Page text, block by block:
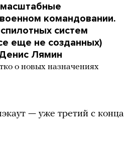
командовании.
систем
еще не созданных)
Лямин
о новых назначениях
— уже третий с конца